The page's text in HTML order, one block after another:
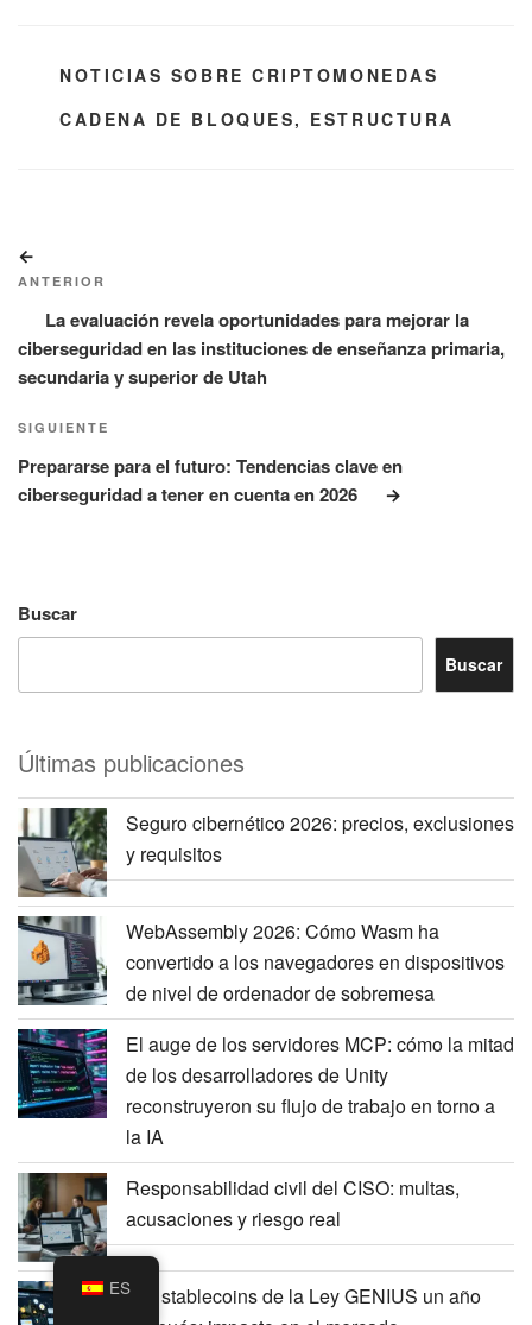
CATEGORÍAS
NOTICIAS SOBRE CRIPTOMONEDAS
ETIQUETAS
CADENA DE BLOQUES, ESTRUCTURA
de
entradas
anterior:
ANTERIOR
La evaluación revela oportunidades para mejorar la
ciberseguridad en las instituciones de enseñanza primaria,
secundaria y superior de Utah
Siguiente
entrada
SIGUIENTE
Prepararse para el futuro: Tendencias clave en
ciberseguridad a tener en cuenta en 2026
Buscar
Buscar
Últimas publicaciones
Seguro cibernético 2026: precios, exclusiones
y requisitos
WebAssembly 2026: Cómo Wasm ha
convertido a los navegadores en dispositivos
de nivel de ordenador de sobremesa
El auge de los servidores MCP: cómo la mitad
de los desarrolladores de Unity
reconstruyeron su flujo de trabajo en torno a
la IA
Responsabilidad civil del CISO: multas,
acusaciones y riesgo real
Las stablecoins de la Ley GENIUS un año
ES